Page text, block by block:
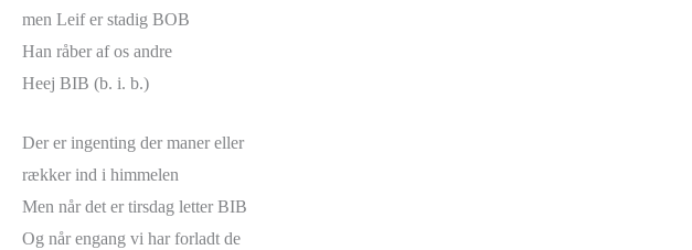
men Leif er stadig BOB
Han råber af os andre
Heej BIB (b. i. b.)
Der er ingenting der maner eller
rækker ind i himmelen
Men når det er tirsdag letter BIB
Og når engang vi har forladt de